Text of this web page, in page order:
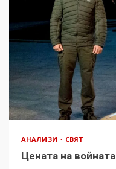
АНАЛИЗИ СВЯТ
Цената на войната